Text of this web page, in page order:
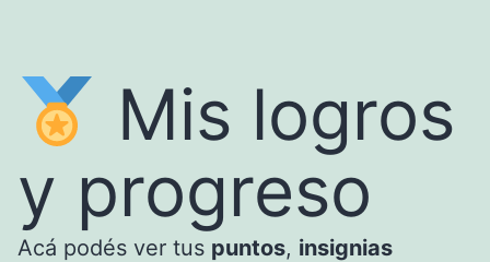
Mis logros
y progreso
Acá podés ver tus puntos, insignias